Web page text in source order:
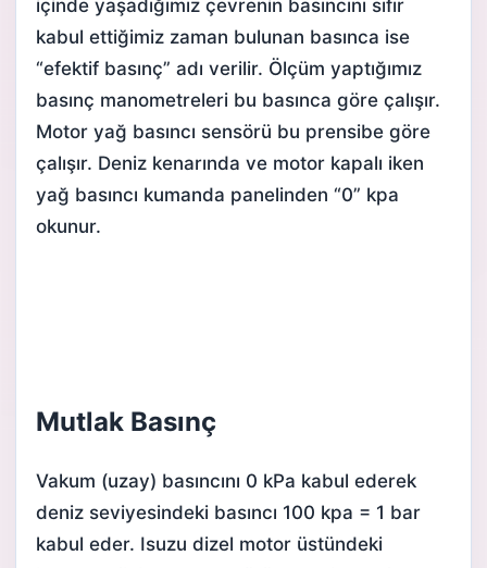
içinde yaşadığımız çevrenin basıncını sıfır
kabul ettiğimiz zaman bulunan basınca ise
“efektif basınç” adı verilir. Ölçüm yaptığımız
basınç manometreleri bu basınca göre çalışır.
Motor yağ basıncı sensörü bu prensibe göre
çalışır. Deniz kenarında ve motor kapalı iken
yağ basıncı kumanda panelinden “0” kpa
okunur.
Mutlak Basınç
Vakum (uzay) basıncını 0 kPa kabul ederek
deniz seviyesindeki basıncı 100 kpa = 1 bar
kabul eder. Isuzu dizel motor üstündeki